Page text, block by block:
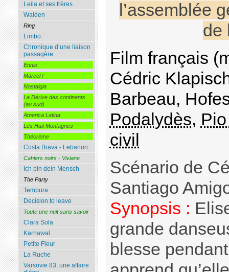
l’assemblée
de
Film français
Cédric
Barbeau,
Podalydès,
civil
Scénario de
Santiago
Synopsis :
grande
blesse
Leila et ses frères
Walden
Ring
Limbo
Chronique d’une liaison
passagère
Ennio
Marcel !
Nostalgia
La Dérive des continents
(au sud)
America Latina
Les Huit Montagnes
Théorème
Costa Brava - Lebanon
Cahiers noirs - Viviane
Ich bin dein Mensch
The Party
Tempura
Decision to leave
Toute une nuit sans savoir
Clara Sola
Karnawal
Petite Fleur
La Ruche
Varsovie 83, une affaire